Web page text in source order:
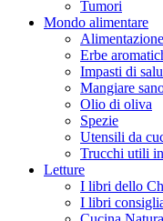
Tumori
Mondo alimentare
Alimentazione
Erbe
Impasti di
Mangiare
Olio di oliva
Spezie
Utensili da
Trucchi utili
Letture
I libri dello
I libri